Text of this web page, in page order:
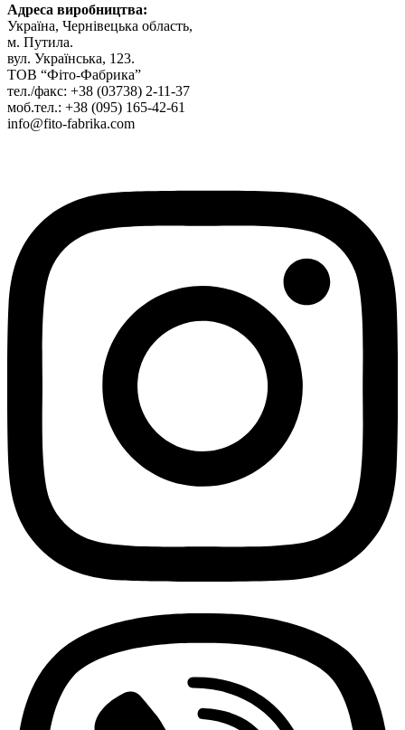
Адреса виробництва:
Україна, Чернівецька область,
м. Путила.
вул. Українська, 123.
ТОВ “Фіто-Фабрика”
тел./факс: +38 (03738) 2-11-37
моб.тел.: +38 (095) 165-42-61
info@fito-fabrika.com